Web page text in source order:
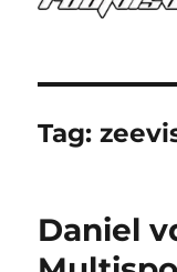
Tag:
Daniel